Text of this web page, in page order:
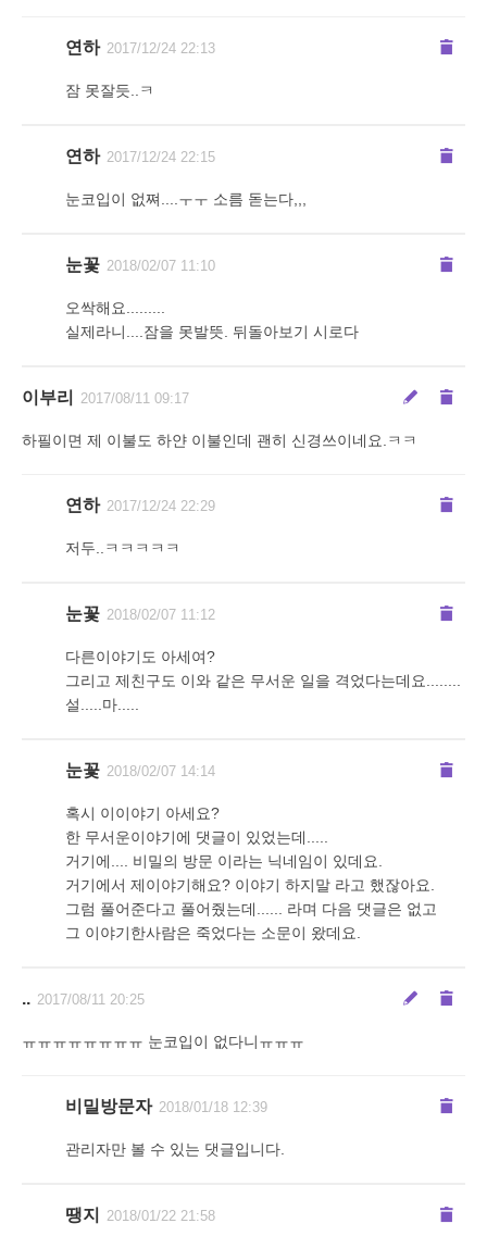
연하 2017/12/24 22:13
잠 못잘듯..ㅋ
연하 2017/12/24 22:15
눈코입이 없쪄....ㅜㅜ 소름 돋는다,,,
눈꽃 2018/02/07 11:10
오싹해요.........
실제라니....잠을 못발뜻. 뒤돌아보기 시로다
이부리 2017/08/11 09:17
하필이면 제 이불도 하얀 이불인데 괜히 신경쓰이네요.ㅋㅋ
연하 2017/12/24 22:29
저두..ㅋㅋㅋㅋㅋ
눈꽃 2018/02/07 11:12
다른이야기도 아세여?
그리고 제친구도 이와 같은 무서운 일을 격었다는데요........
설.....마.....
눈꽃 2018/02/07 14:14
혹시 이이야기 아세요?
한 무서운이야기에 댓글이 있었는데.....
거기에.... 비밀의 방문 이라는 닉네임이 있데요.
거기에서 제이야기해요? 이야기 하지말 라고 했잖아요.
그럼 풀어준다고 풀어줬는데...... 라며 다음 댓글은 없고
그 이야기한사람은 죽었다는 소문이 왔데요.
.. 2017/08/11 20:25
ㅠㅠㅠㅠㅠㅠㅠㅠ 눈코입이 없다니ㅠㅠㅠ
비밀방문자 2018/01/18 12:39
관리자만 볼 수 있는 댓글입니다.
땡지 2018/01/22 21:58